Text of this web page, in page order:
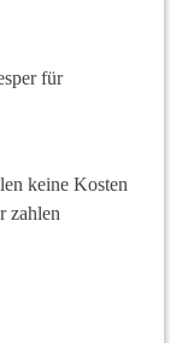
für
keine Kosten
zahlen